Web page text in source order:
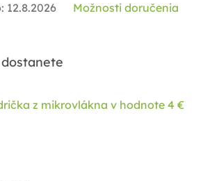
12.8.2026 Možnosti doručenia
z mikrovlákna v hodnote 4 €